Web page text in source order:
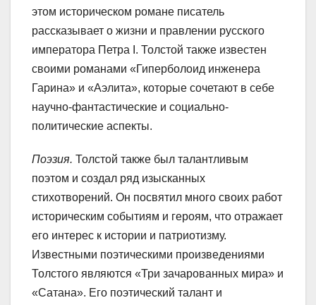
этом историческом романе писатель
рассказывает о жизни и правлении русского
императора Петра I. Толстой также известен
своими романами «Гиперболоид инженера
Гарина» и «Аэлита», которые сочетают в себе
научно-фантастические и социально-
политические аспекты.
Поэзия. Толстой также был талантливым
поэтом и создал ряд изысканных
стихотворений. Он посвятил много своих работ
историческим событиям и героям, что отражает
его интерес к истории и патриотизму.
Известными поэтическими произведениями
Толстого являются «Три зачарованных мира» и
«Сатана». Его поэтический талант и